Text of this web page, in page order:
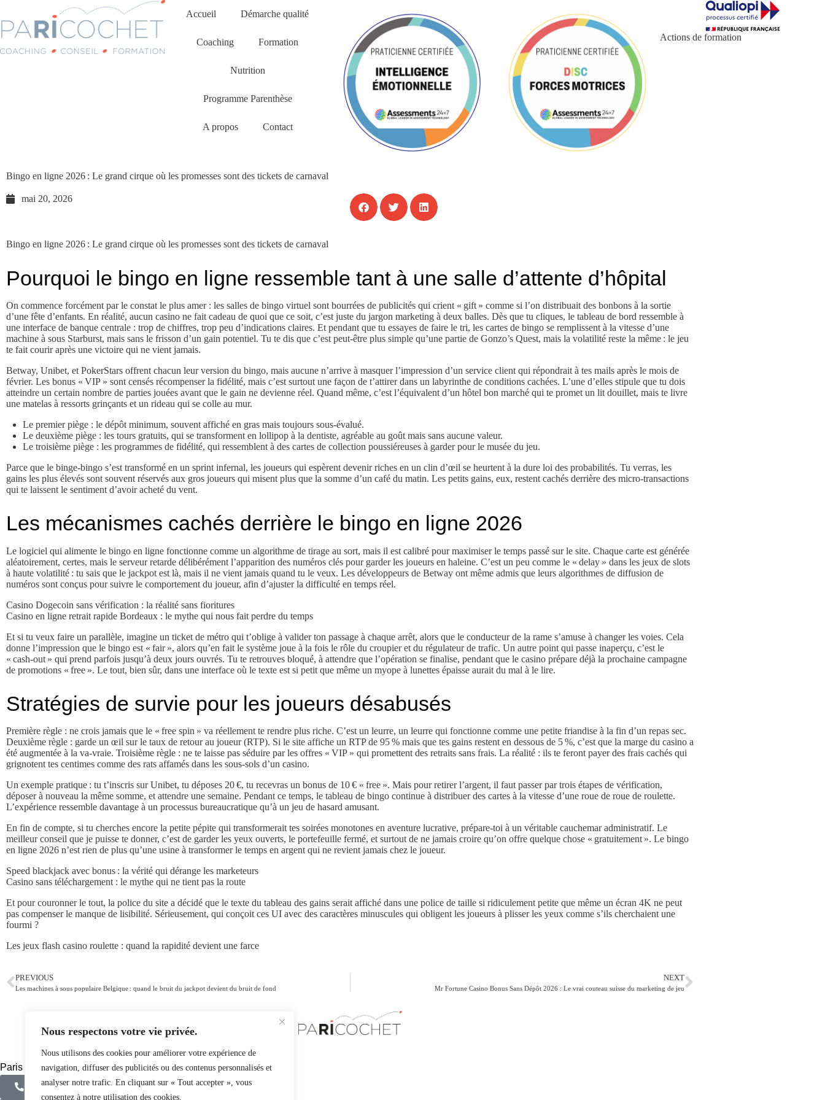
Nous respectons votre vie privée.
Nous utilisons des cookies pour améliorer votre expérience de
navigation, diffuser des publicités ou des contenus personnalisés et
analyser notre trafic. En cliquant sur « Tout accepter », vous
consentez à notre utilisation des cookies.
Accueil Démarche qualité
Coaching Formation
Nutrition
Programme Parenthèse
A propos Contact
Actions de formation
Bingo en ligne 2026 : Le grand cirque où les promesses sont des tickets de carnaval
mai 20, 2026
Bingo en ligne 2026 : Le grand cirque où les promesses sont des tickets de carnaval
Pourquoi le bingo en ligne ressemble tant à une salle d’attente d’hôpital
On commence forcément par le constat le plus amer : les salles de bingo virtuel sont bourrées de publicités qui crient « gift » comme si l’on distribuait des bonbons à la sortie
d’une fête d’enfants. En réalité, aucun casino ne fait cadeau de quoi que ce soit, c’est juste du jargon marketing à deux balles. Dès que tu cliques, le tableau de bord ressemble à
une interface de banque centrale : trop de chiffres, trop peu d’indications claires. Et pendant que tu essayes de faire le tri, les cartes de bingo se remplissent à la vitesse d’une
machine à sous Starburst, mais sans le frisson d’un gain potentiel. Tu te dis que c’est peut‑être plus simple qu’une partie de Gonzo’s Quest, mais la volatilité reste la même : le jeu
te fait courir après une victoire qui ne vient jamais.
Betway, Unibet, et PokerStars offrent chacun leur version du bingo, mais aucune n’arrive à masquer l’impression d’un service client qui répondrait à tes mails après le mois de
février. Les bonus « VIP » sont censés récompenser la fidélité, mais c’est surtout une façon de t’attirer dans un labyrinthe de conditions cachées. L’une d’elles stipule que tu dois
atteindre un certain nombre de parties jouées avant que le gain ne devienne réel. Quand même, c’est l’équivalent d’un hôtel bon marché qui te promet un lit douillet, mais te livre
une matelas à ressorts grinçants et un rideau qui se colle au mur.
Le premier piège : le dépôt minimum, souvent affiché en gras mais toujours sous‑évalué.
Le deuxième piège : les tours gratuits, qui se transforment en lollipop à la dentiste, agréable au goût mais sans aucune valeur.
Le troisième piège : les programmes de fidélité, qui ressemblent à des cartes de collection poussiéreuses à garder pour le musée du jeu.
Parce que le binge‑bingo s’est transformé en un sprint infernal, les joueurs qui espèrent devenir riches en un clin d’œil se heurtent à la dure loi des probabilités. Tu verras, les
gains les plus élevés sont souvent réservés aux gros joueurs qui misent plus que la somme d’un café du matin. Les petits gains, eux, restent cachés derrière des micro‑transactions
qui te laissent le sentiment d’avoir acheté du vent.
Les mécanismes cachés derrière le bingo en ligne 2026
Le logiciel qui alimente le bingo en ligne fonctionne comme un algorithme de tirage au sort, mais il est calibré pour maximiser le temps passé sur le site. Chaque carte est générée
aléatoirement, certes, mais le serveur retarde délibérément l’apparition des numéros clés pour garder les joueurs en haleine. C’est un peu comme le « delay » dans les jeux de slots
à haute volatilité : tu sais que le jackpot est là, mais il ne vient jamais quand tu le veux. Les développeurs de Betway ont même admis que leurs algorithmes de diffusion de
numéros sont conçus pour suivre le comportement du joueur, afin d’ajuster la difficulté en temps réel.
Casino Dogecoin sans vérification : la réalité sans fioritures
Casino en ligne retrait rapide Bordeaux : le mythe qui nous fait perdre du temps
Et si tu veux faire un parallèle, imagine un ticket de métro qui t’oblige à valider ton passage à chaque arrêt, alors que le conducteur de la rame s’amuse à changer les voies. Cela
donne l’impression que le bingo est « fair », alors qu’en fait le système joue à la fois le rôle du croupier et du régulateur de trafic. Un autre point qui passe inaperçu, c’est le
« cash‑out » qui prend parfois jusqu’à deux jours ouvrés. Tu te retrouves bloqué, à attendre que l’opération se finalise, pendant que le casino prépare déjà la prochaine campagne
de promotions « free ». Le tout, bien sûr, dans une interface où le texte est si petit que même un myope à lunettes épaisse aurait du mal à le lire.
Stratégies de survie pour les joueurs désabusés
Première règle : ne crois jamais que le « free spin » va réellement te rendre plus riche. C’est un leurre, un leurre qui fonctionne comme une petite friandise à la fin d’un repas sec.
Deuxième règle : garde un œil sur le taux de retour au joueur (RTP). Si le site affiche un RTP de 95 % mais que tes gains restent en dessous de 5 %, c’est que la marge du casino a
été augmentée à la va‑vraie. Troisième règle : ne te laisse pas séduire par les offres « VIP » qui promettent des retraits sans frais. La réalité : ils te feront payer des frais cachés qui
grignotent tes centimes comme des rats affamés dans les sous‑sols d’un casino.
Un exemple pratique : tu t’inscris sur Unibet, tu déposes 20 €, tu recevras un bonus de 10 € « free ». Mais pour retirer l’argent, il faut passer par trois étapes de vérification,
déposer à nouveau la même somme, et attendre une semaine. Pendant ce temps, le tableau de bingo continue à distribuer des cartes à la vitesse d’une roue de roue de roulette.
L’expérience ressemble davantage à un processus bureaucratique qu’à un jeu de hasard amusant.
En fin de compte, si tu cherches encore la petite pépite qui transformerait tes soirées monotones en aventure lucrative, prépare-toi à un véritable cauchemar administratif. Le
meilleur conseil que je puisse te donner, c’est de garder les yeux ouverts, le portefeuille fermé, et surtout de ne jamais croire qu’on offre quelque chose « gratuitement ». Le bingo
en ligne 2026 n’est rien de plus qu’une usine à transformer le temps en argent qui ne revient jamais chez le joueur.
Speed blackjack avec bonus : la vérité qui dérange les marketeurs
Casino sans téléchargement : le mythe qui ne tient pas la route
Et pour couronner le tout, la police du site a décidé que le texte du tableau des gains serait affiché dans une police de taille si ridiculement petite que même un écran 4K ne peut
pas compenser le manque de lisibilité. Sérieusement, qui conçoit ces UI avec des caractères minuscules qui obligent les joueurs à plisser les yeux comme s’ils cherchaient une
fourmi ?
Les jeux flash casino roulette : quand la rapidité devient une farce
PREVIOUS
Les machines à sous populaire Belgique : quand le bruit du jackpot devient du bruit de fond
NEXT
Mr Fortune Casino Bonus Sans Dépôt 2026 : Le vrai couteau suisse du marketing de jeu
Paris - Loiret
+33 7 81 78 04 39